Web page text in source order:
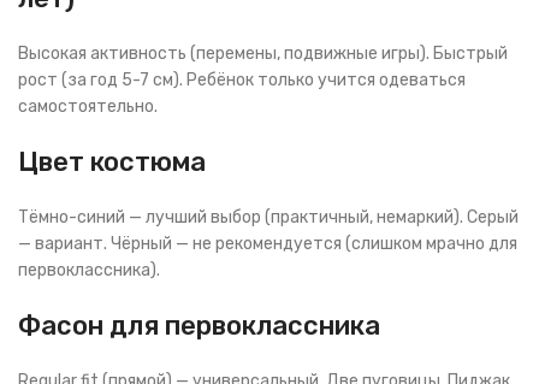
Высокая активность (перемены, подвижные игры). Быстрый
рост (за год 5-7 см). Ребёнок только учится одеваться
самостоятельно.
Цвет костюма
Тёмно-синий — лучший выбор (практичный, немаркий). Серый
— вариант. Чёрный — не рекомендуется (слишком мрачно для
первоклассника).
Фасон для первоклассника